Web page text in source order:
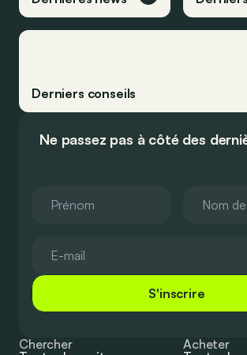
Derniers conseils
Ne passez pas à côté des
S'inscrire
Chercher
Acheter